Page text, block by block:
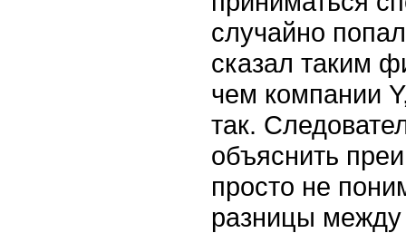
случайно
сказал таким
чем компании
так.
объяснить
просто не
разницы между